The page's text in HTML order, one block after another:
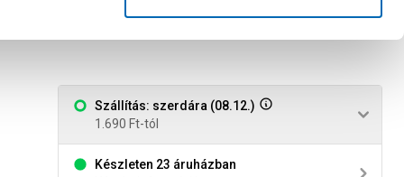
Szállítás: szerdára (08.12.)
1.690 Ft-tól
Készleten 23 áruházban